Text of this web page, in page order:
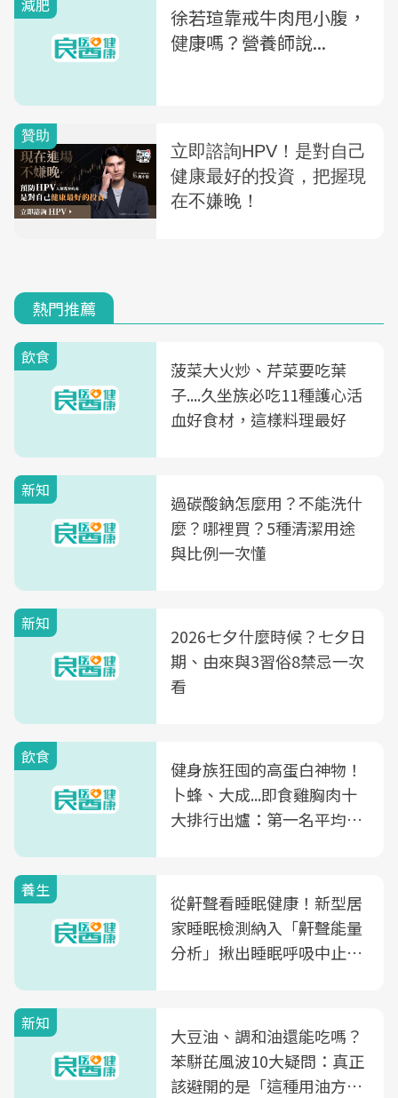
徐若瑄靠戒牛肉甩小腹，
健康嗎？營養師說...
熱門推薦
飲食
菠菜大火炒、芹菜要吃葉
子....久坐族必吃11種護心活
血好食材，這樣料理最好
新知
過碳酸鈉怎麼用？不能洗什
麼？哪裡買？5種清潔用途
與比例一次懂
新知
2026七夕什麼時候？七夕日
期、由來與3習俗8禁忌一次
看
飲食
健身族狂囤的高蛋白神物！
卜蜂、大成...即食雞胸肉十
大排行出爐：第一名平均一
養生
從鼾聲看睡眠健康！新型居
家睡眠檢測納入「鼾聲能量
分析」揪出睡眠呼吸中止症
新知
大豆油、調和油還能吃嗎？
苯駢芘風波10大疑問：真正
該避開的是「這種用油方